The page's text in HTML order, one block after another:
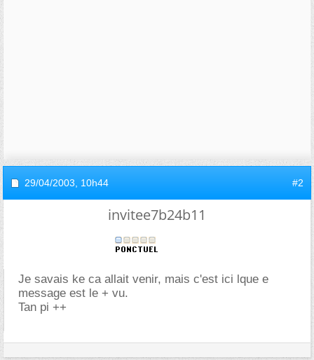
29/04/2003, 10h44 #2
invitee7b24b11
Je savais ke ca allait venir, mais c'est ici lque e
message est le + vu.
Tan pi ++